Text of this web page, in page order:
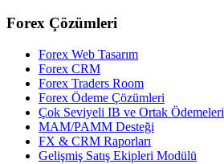
Forex Çözümleri
Forex Web Tasarım
Forex CRM
Forex Traders Room
Forex Ödeme Çözümleri
Çok Seviyeli IB ve Ortak Ödemeleri
MAM/PAMM Desteği
FX & CRM Raporları
Gelişmiş Satış Ekipleri Modülü